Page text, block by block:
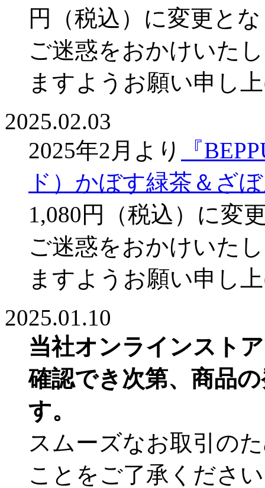
円（税込）に変更と
ご迷惑をおかけいた
ますようお願い申し
2025.02.03
2025年2月より
『
ド）かぼす緑茶＆ざ
1,080円（税込）に変
ご迷惑をおかけいた
ますようお願い申し
2025.01.10
当社オンラインスト
確認でき次第、商品
す。
スムーズなお取引の
ことをご了承くださ